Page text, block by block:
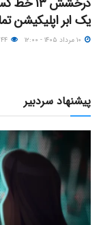
یک ابر اپلیکیشن
پیشنهاد سردبیر